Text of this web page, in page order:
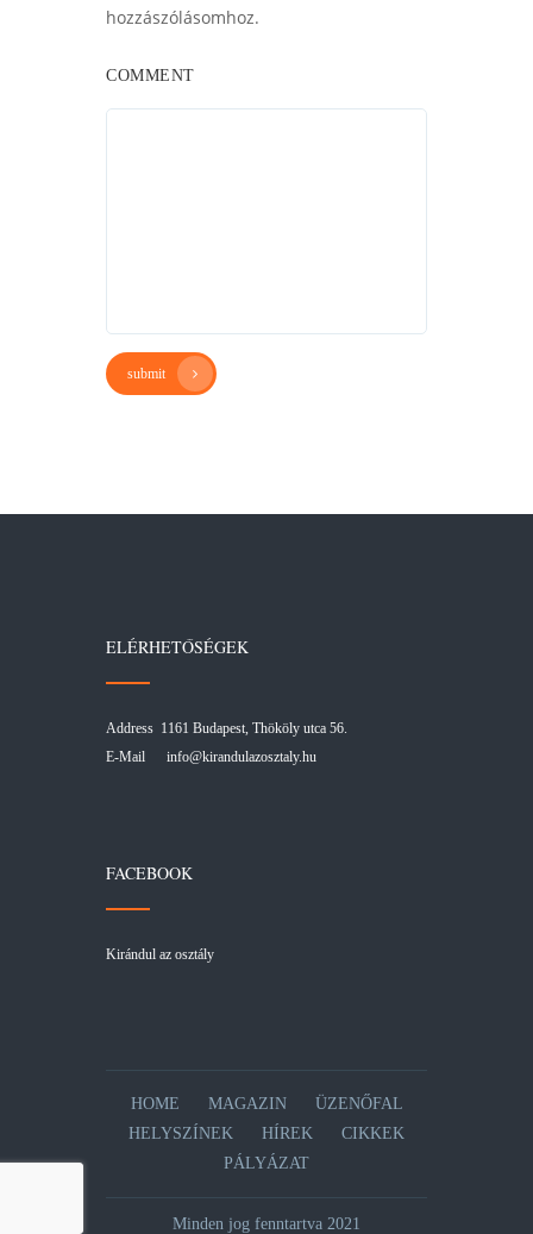
hozzászólásomhoz.
COMMENT
submit
ELÉRHETŐSÉGEK
Address 1161 Budapest, Thököly utca 56.
E-Mail info@kirandulazosztaly.hu
FACEBOOK
Kirándul az osztály
HOME MAGAZIN
ÜZENŐFAL
HELYSZÍNEK
HÍREK
CIKKEK
PÁLYÁZAT
Minden jog fenntartva 2021